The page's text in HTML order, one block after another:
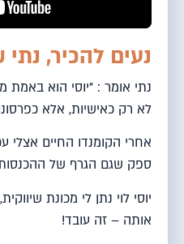
נעים להכיר, נתי
נתי אומר : "יוסי הוא
לא רק כאישיות, אלא
אחרי הקומנדו החיים אצלי
ספק שגם הגרף של ההכנסות
יוסי לוי נתן לי מכונת
אותה – זה עובד!